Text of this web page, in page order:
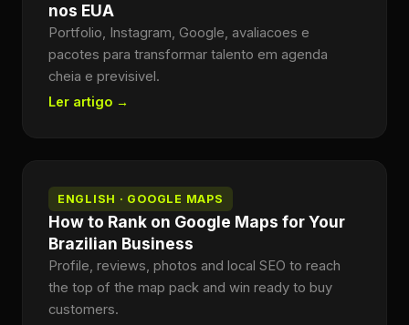
nos EUA
Portfolio, Instagram, Google, avaliacoes e
pacotes para transformar talento em agenda
cheia e previsivel.
Ler artigo →
ENGLISH · GOOGLE MAPS
How to Rank on Google Maps for Your
Brazilian Business
Profile, reviews, photos and local SEO to reach
the top of the map pack and win ready to buy
customers.